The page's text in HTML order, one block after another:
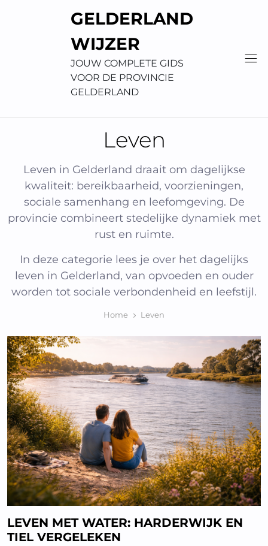
GELDERLAND
WIJZER
JOUW COMPLETE GIDS
VOOR DE PROVINCIE
GELDERLAND
Leven
Leven in Gelderland draait om dagelijkse
kwaliteit: bereikbaarheid, voorzieningen,
sociale samenhang en leefomgeving. De
provincie combineert stedelijke dynamiek met
rust en ruimte.
In deze categorie lees je over het dagelijks
leven in Gelderland, van opvoeden en ouder
worden tot sociale verbondenheid en leefstijl.
Home Leven
LEVEN MET WATER: HARDERWIJK EN
TIEL VERGELEKEN